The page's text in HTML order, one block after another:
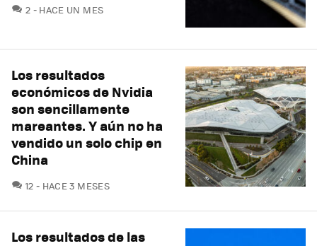
2 COMENTARIOS
HACE UN MES
Los resultados
económicos de Nvidia
son sencillamente
mareantes. Y aún no ha
vendido un solo chip en
China
12 COMENTARIOS
HACE 3 MESES
Los resultados de las